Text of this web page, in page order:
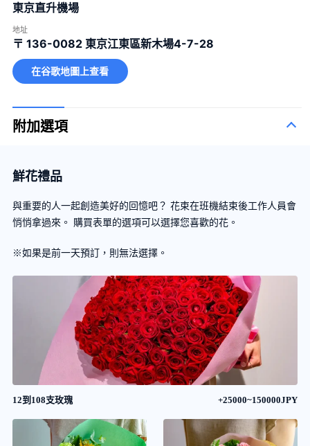
東京直升機場
地址
〒 136-0082 東京江東區新木場4-7-28
在谷歌地圖上查看
附加選項
鮮花禮品
與重要的人一起創造美好的回憶吧？ 花束在班機結束後工作人員會
悄悄拿過來。 購買表單的選項可以選擇您喜歡的花。
※如果是前一天預訂，則無法選擇。
12到108支玫瑰 +25000~150000JPY